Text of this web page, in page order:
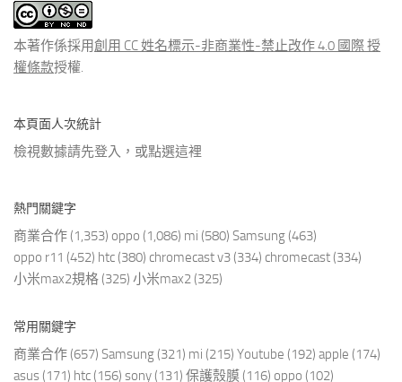
文
章
本著作係採用創用 CC 姓名標示-非商業性-禁止改作 4.0 國際 授
權條款授權.
本頁面人次統計
檢視數據請先登入，或點選這裡
熱門關鍵字
商業合作 (1,353) oppo (1,086) mi (580) Samsung (463)
oppo r11 (452) htc (380) chromecast v3 (334) chromecast (334)
小米max2規格 (325) 小米max2 (325)
常用關鍵字
商業合作 (657) Samsung (321) mi (215) Youtube (192) apple (174)
asus (171) htc (156) sony (131) 保護殼膜 (116) oppo (102)